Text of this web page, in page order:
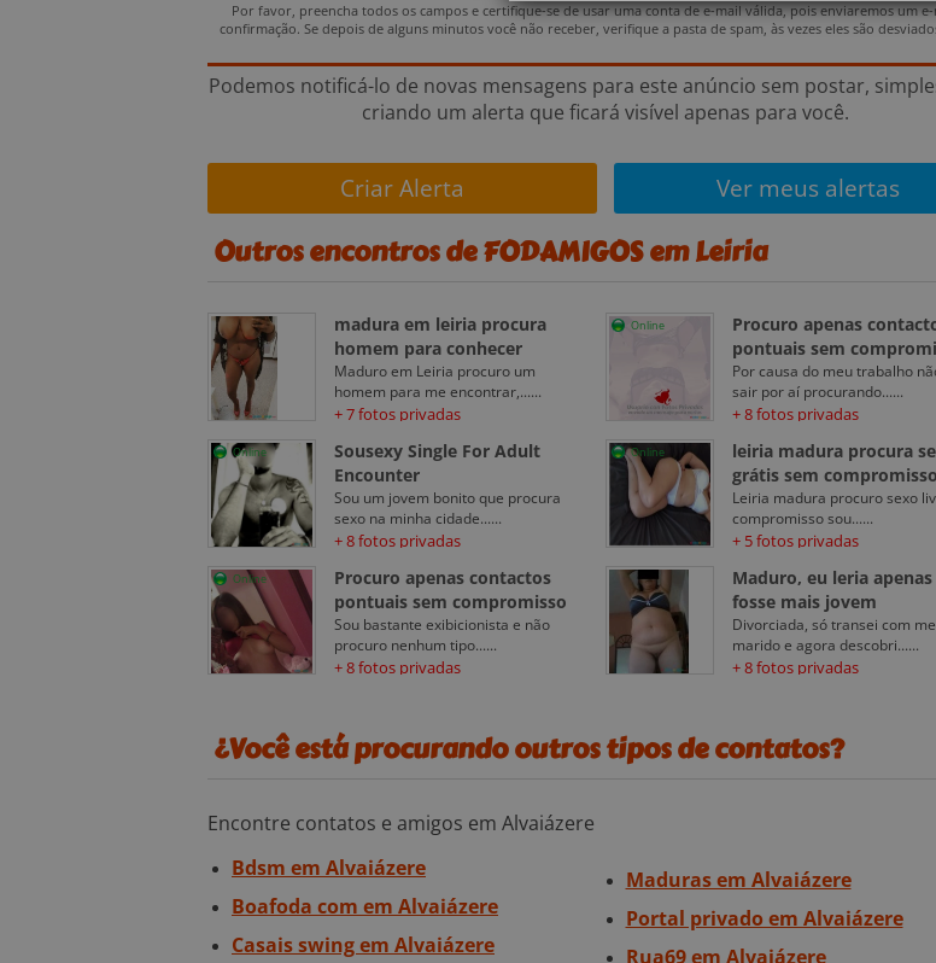
Por favor, preencha todos os campos e certifique-se de usar uma conta de e-mail válida, pois enviaremos um
confirmação. Se depois de alguns minutos você não receber, verifique a pasta de spam, às vezes eles são
Podemos notificá-lo de novas mensagens para este anúncio sem postar,
criando um alerta que ficará visível apenas para você.
Criar Alerta Ver meus alertas
Outros encontros de FODAMIGOS em Leiria
madura em leiria procura
homem para conhecer
Maduro em Leiria procuro um
homem para me encontrar,......
+ 7 fotos privadas
Online
Procuro apenas
pontuais sem
Por causa do meu trabalho
sair por aí procurando......
+ 8 fotos privadas
Online
Sousexy Single For Adult
Encounter
Sou um jovem bonito que procura
sexo na minha cidade......
+ 8 fotos privadas
Online
leiria madura procura
grátis sem compromisso
Leiria madura procuro sexo
compromisso sou......
+ 5 fotos privadas
Online
Procuro apenas contactos
pontuais sem compromisso
Sou bastante exibicionista e não
procuro nenhum tipo......
+ 8 fotos privadas
Maduro, eu leria apenas
fosse mais jovem
Divorciada, só transei com
marido e agora descobri......
+ 8 fotos privadas
¿Você está procurando outros tipos de contatos?
Encontre contatos e amigos em Alvaiázere
Bdsm em Alvaiázere
Boafoda com em Alvaiázere
Casais swing em Alvaiázere
Maduras em Alvaiázere
Portal privado em Alvaiázere
Rua69 em Alvaiázere